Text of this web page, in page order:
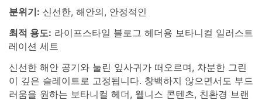
분위기: 신선한, 해안의, 안정적인
최적 용도: 라이프스타일 블로그 헤더용 보타니컬 일러스트
레이션 세트
신선한 해안 공기와 눌린 잎사귀가 떠오르며, 차분한 그린
이 깊은 슬레이트로 고정됩니다. 창백하지 않으면서도 부드
러움을 원하는 보타니컬 헤더, 웰니스 콘텐츠, 친환경 브랜